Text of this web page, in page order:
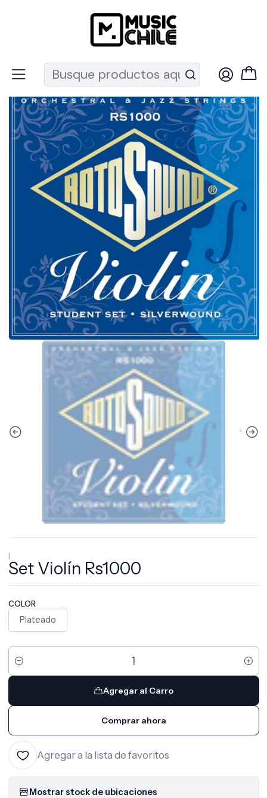
Recuerda que ahora nos puedes encontrar en el MUT
Instrumentos de Cuerda
Instrumentos Clásicos
|
Set Violín Rs1000
COLOR
Plateado
Cantidad
Agregar al Carro
Comprar ahora
Agregar a la lista de favoritos
Mostrar stock de ubicaciones